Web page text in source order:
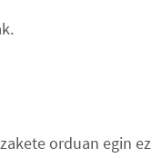
orduan egin ez